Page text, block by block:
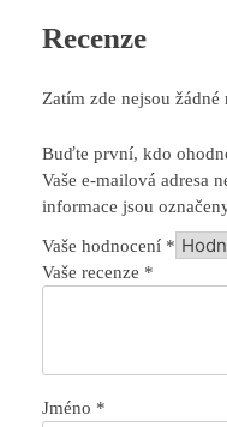
Recenze
Zatím zde nejsou žádné
Buďte první, kdo
Vaše e-mailová adresa
informace jsou
Vaše hodnocení *
Vaše recenze *
Jméno *